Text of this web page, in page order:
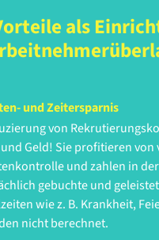
als
und Zeitersparnis
von
Geld! Sie profitieren von
und zahlen in
gebuchte und
wie z. B. Krankheit,
nicht berechnet.